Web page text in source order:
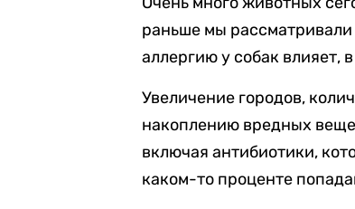
раньше мы рассматривали
аллергию у собак влияет,
Увеличение городов,
накоплению вредных
включая антибиотики,
каком-то проценте